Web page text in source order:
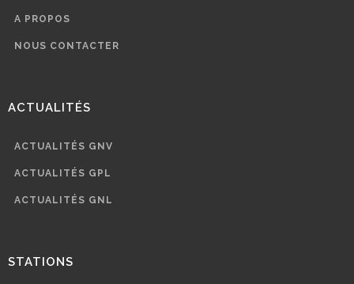
A PROPOS
NOUS CONTACTER
ACTUALITÉS
ACTUALITÉS GNV
ACTUALITÉS GPL
ACTUALITÉS GNL
STATIONS